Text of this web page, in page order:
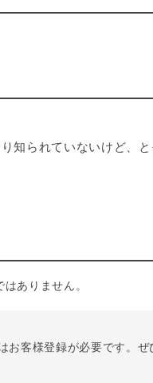
知られていないけど、
ありません。
お客様登録が必要です。